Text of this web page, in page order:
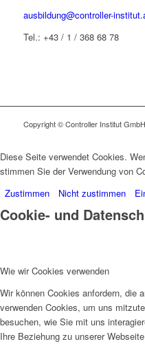
ausbildung@controller-
Tel.: +43 / 1 / 368 68 78
Copyright © Controller Institut GmbH
Diese Seite verwendet Cookies.
stimmen Sie der Verwendung von
Zustimmen
Nicht zustimmen
Cookie- und
Wie wir Cookies verwenden
Wir können Cookies anfordern, die
verwenden Cookies, um uns
besuchen, wie Sie mit uns
Ihre Beziehung zu unserer